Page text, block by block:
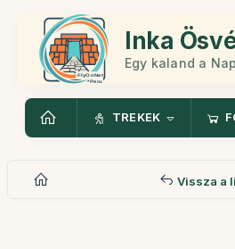
Inka
Egy kaland a
TREKEK
Vissza a